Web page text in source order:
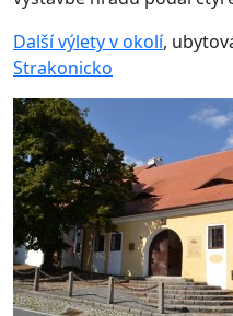
Další výlety v okolí,
Strakonicko